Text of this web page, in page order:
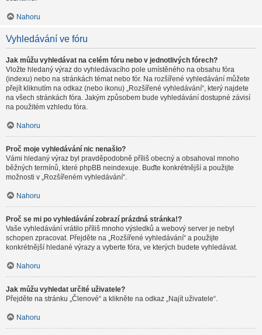
Nahoru
Vyhledávání ve fóru
Jak můžu vyhledávat na celém fóru nebo v jednotlivých fórech?
Vložte hledaný výraz do vyhledávacího pole umístěného na obsahu fóra
(indexu) nebo na stránkách témat nebo fór. Na rozšířené vyhledávání můžete
přejít kliknutím na odkaz (nebo ikonu) „Rozšířené vyhledávání“, který najdete
na všech stránkách fóra. Jakým způsobem bude vyhledávání dostupné závisí
na použitém vzhledu fóra.
Nahoru
Proč moje vyhledávání nic nenašlo?
Vámi hledaný výraz byl pravděpodobně příliš obecný a obsahoval mnoho
běžných termínů, které phpBB neindexuje. Buďte konkrétnější a použijte
možnosti v „Rozšířeném vyhledávání“.
Nahoru
Proč se mi po vyhledávání zobrazí prázdná stránka!?
Vaše vyhledávání vrátilo příliš mnoho výsledků a webový server je nebyl
schopen zpracovat. Přejděte na „Rozšířené vyhledávání“ a použijte
konkrétnější hledané výrazy a vyberte fóra, ve kterých budete vyhledávat.
Nahoru
Jak můžu vyhledat určité uživatele?
Přejděte na stránku „Členové“ a klikněte na odkaz „Najít uživatele“.
Nahoru